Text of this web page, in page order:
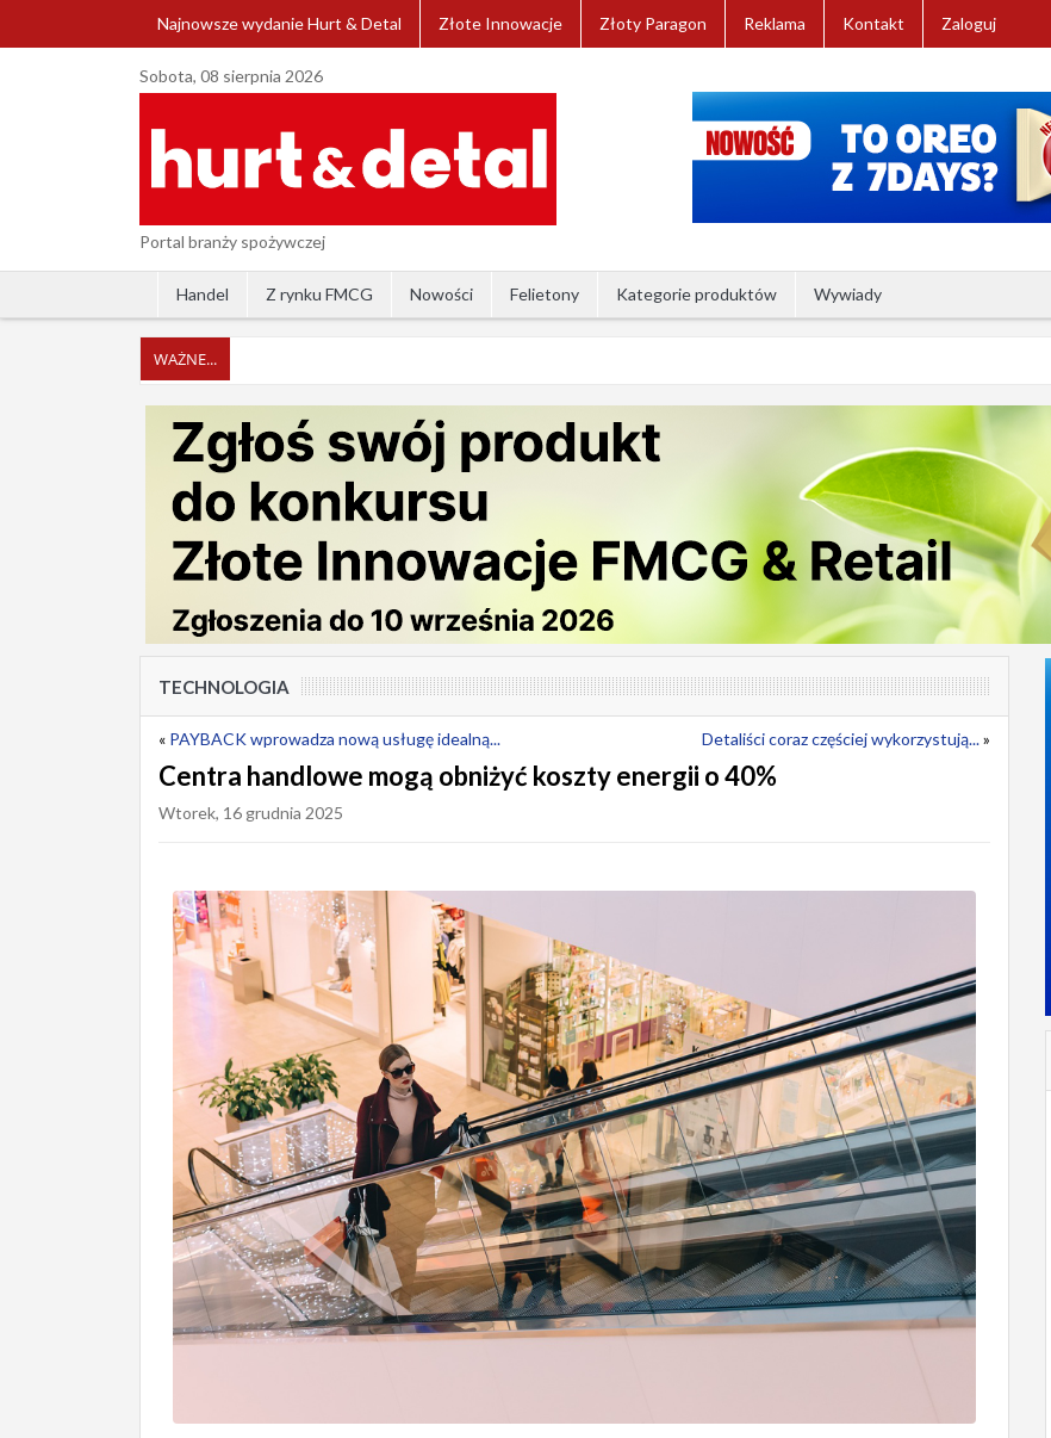
Najnowsze wydanie Hurt & Detal Złote Innowacje Złoty Paragon Reklama Kontakt Zaloguj
Sobota, 08 sierpnia 2026
Portal branży spożywczej
Handel Z rynku FMCG Nowości Felietony Kategorie produktów Wywiady
TECHNOLOGIA
« PAYBACK wprowadza nową usługę idealną... Detaliści coraz częściej wykorzystują...»
Centra handlowe mogą obniżyć koszty energii o 40%
Wtorek, 16 grudnia 2025